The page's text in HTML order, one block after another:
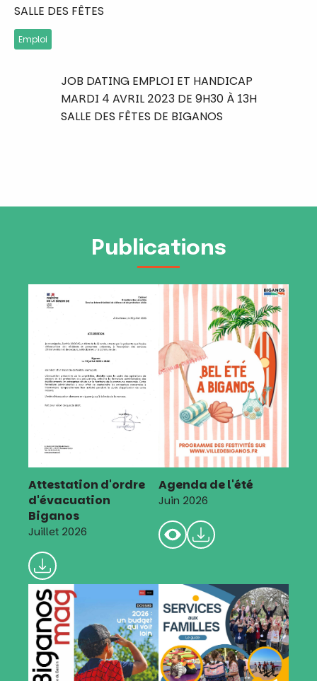
SALLE DES FÊTES
Emploi
JOB DATING EMPLOI ET HANDICAP
MARDI 4 AVRIL 2023 DE 9H30 À 13H
SALLE DES FÊTES DE BIGANOS
Publications
Attestation d'ordre
d'évacuation
Biganos
Juillet 2026
Agenda de l'été
Juin 2026